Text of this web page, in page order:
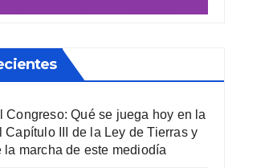
Congreso: Qué se juega hoy en la
Capítulo III de la Ley de Tierras y
la marcha de este mediodía